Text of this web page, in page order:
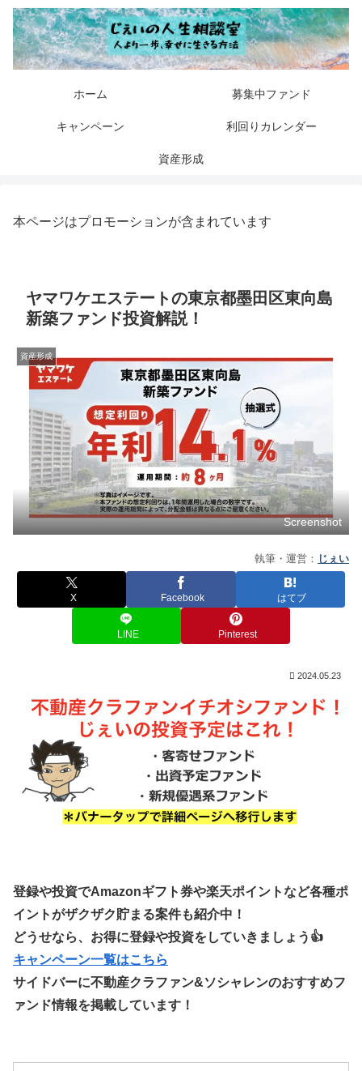
ホーム 募集中ファンド
キャンペーン 利回りカレンダー
資産形成
本ページはプロモーションが含まれています
ヤマワケエステートの東京都墨田区東向島
新築ファンド投資解説！
資産形成
Screenshot
執筆・運営： じぇい
X Facebook はてブ
LINE Pinterest
2024.05.23
登録や投資でAmazonギフト券や楽天ポイントなど各種ポ
イントがザクザク貯まる案件も紹介中！
どうせなら、お得に登録や投資をしていきましょう👍
キャンペーン一覧はこちら
サイドバーに不動産クラファン&ソシャレンのおすすめフ
ァンド情報を掲載しています！